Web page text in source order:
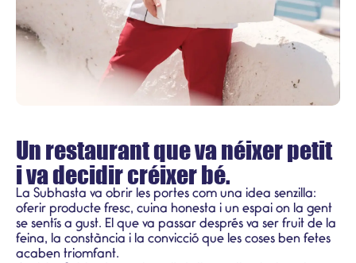
Un restaurant que va néixer petit
i va decidir créixer bé.
La Subhasta va obrir les portes com una idea senzilla:
oferir producte fresc, cuina honesta i un espai on la gent
se sentís a gust. El que va passar després va ser fruit de la
feina, la constància i la convicció que les coses ben fetes
acaben triomfant.